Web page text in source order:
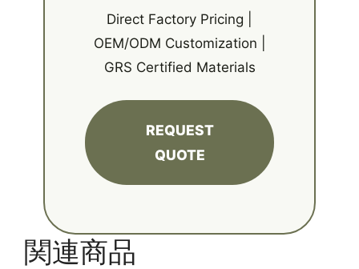
Direct Factory Pricing |
OEM/ODM Customization |
GRS Certified Materials
REQUEST
QUOTE
関連商品